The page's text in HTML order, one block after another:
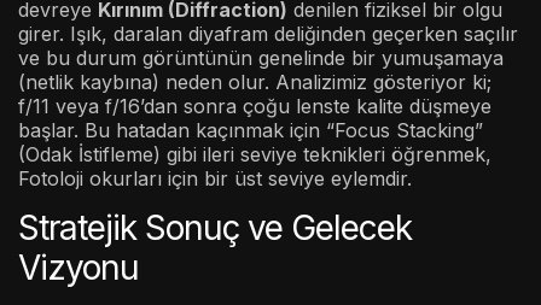
devreye Kırınım (Diffraction) denilen fiziksel bir olgu
girer. Işık, daralan diyafram deliğinden geçerken saçılır
ve bu durum görüntünün genelinde bir yumuşamaya
(netlik kaybına) neden olur. Analizimiz gösteriyor ki;
f/11 veya f/16’dan sonra çoğu lenste kalite düşmeye
başlar. Bu hatadan kaçınmak için “Focus Stacking”
(Odak İstifleme) gibi ileri seviye teknikleri öğrenmek,
Fotoloji okurları için bir üst seviye eylemdir.
Stratejik Sonuç ve Gelecek
Vizyonu